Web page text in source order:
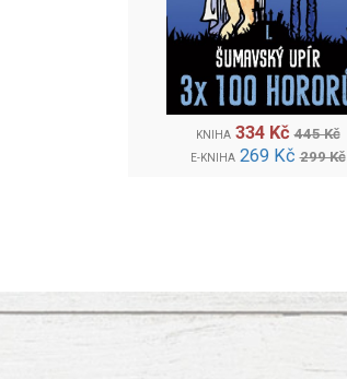
KNIHA 334 Kč 445 Kč
E-KNIHA 269 Kč 299 Kč